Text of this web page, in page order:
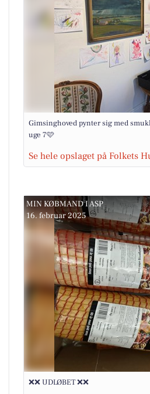
Gimsinghoved pynter sig med
uge 7🩷
Se hele opslaget på Folkets
MIN KØBMAND I ASP
16. februar 2025
❌❌ UDLØBET ❌❌